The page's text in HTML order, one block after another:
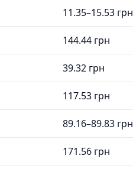
11.35–15.53 грн
144.44 грн
39.32 грн
117.53 грн
89.16–89.83 грн
171.56 грн